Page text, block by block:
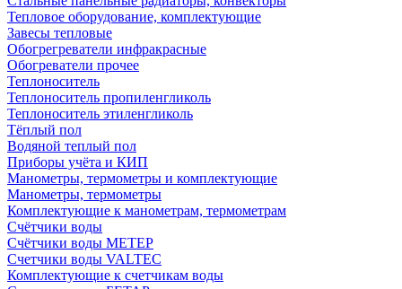
Тепловое оборудование, комплектующие
Завесы тепловые
Обогрегреватели инфракрасные
Обогреватели прочее
Теплоноситель
Теплоноситель пропиленгликоль
Теплоноситель этиленгликоль
Тёплый пол
Водяной теплый пол
Приборы учёта и КИП
Манометры, термометры и комплектующие
Манометры, термометры
Комплектующие к манометрам, термометрам
Счётчики воды
Счётчики воды МЕТЕР
Счетчики воды VALTEC
Комплектующие к счетчикам воды